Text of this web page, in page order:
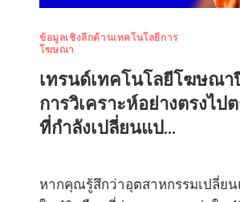
ข้อมูลเชิงลึกด้านเทคโนโลยีการ
โฆษณา
เทรนด์เทคโนโลยีโฆษณา
การวิเคราะห์อย่างตรงไป
ที่กำลังเปลี่ยนแป...
หากคุณรู้สึกว่าอุตสาหกรรมเปลี่ย